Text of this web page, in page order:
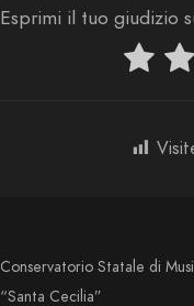
Esprimi il tuo giudizio
Conservatorio Statale di
“Santa Cecilia”